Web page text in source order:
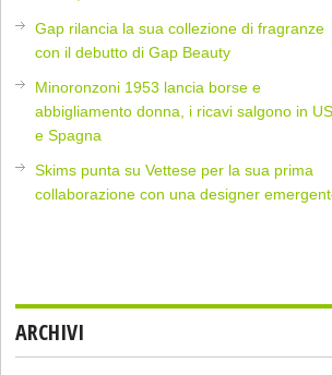
Gap rilancia la sua collezione di fragranze
con il debutto di Gap Beauty
Minoronzoni 1953 lancia borse e
abbigliamento donna, i ricavi salgono in
e Spagna
Skims punta su Vettese per la sua prima
collaborazione con una designer
ARCHIVI